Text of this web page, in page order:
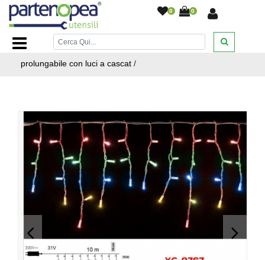
0 0
Home Page/ARTICOLI NATALIZI/TENDE LUMINOSE
Tenda luminosa luci natalizie con 380 LED da 10mt
prolungabile con luci a cascat /
< >